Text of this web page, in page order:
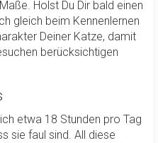
Holst Du Dir bald einen
gleich beim Kennenlernen
Deiner Katze, damit
berücksichtigen
etwa 18 Stunden pro Tag
sie faul sind. All diese